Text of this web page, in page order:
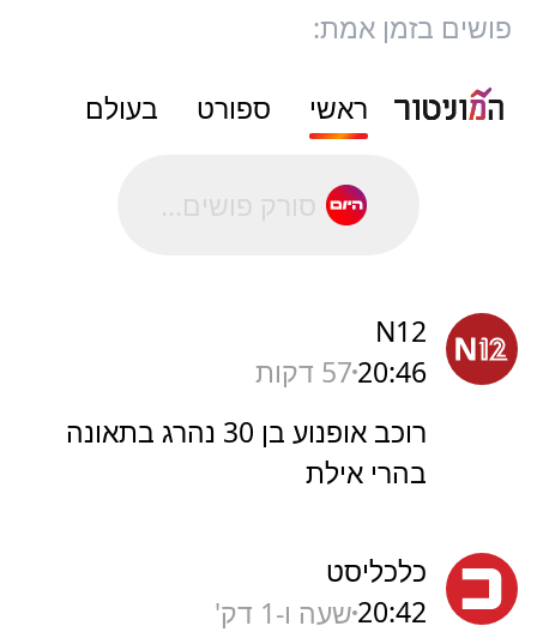
פושים בזמן אמת:
ראשי ספורט בעולם
סורק פושים...
N12
20:4657 דקות
רוכב אופנוע בן 30 נהרג בתאונה
בהרי אילת
כלכליסט
20:42שעה ו-1 דק'